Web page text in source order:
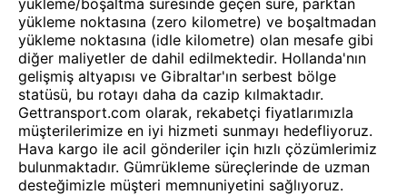
yükleme/boşaltma süresinde geçen süre, parktan
yükleme noktasına (zero kilometre) ve boşaltmadan
yükleme noktasına (idle kilometre) olan mesafe gibi
diğer maliyetler de dahil edilmektedir. Hollanda'nın
gelişmiş altyapısı ve Gibraltar'ın serbest bölge
statüsü, bu rotayı daha da cazip kılmaktadır.
Gettransport.com olarak, rekabetçi fiyatlarımızla
müşterilerimize en iyi hizmeti sunmayı hedefliyoruz.
Hava kargo ile acil gönderiler için hızlı çözümlerimiz
bulunmaktadır. Gümrükleme süreçlerinde de uzman
desteğimizle müşteri memnuniyetini sağlıyoruz.